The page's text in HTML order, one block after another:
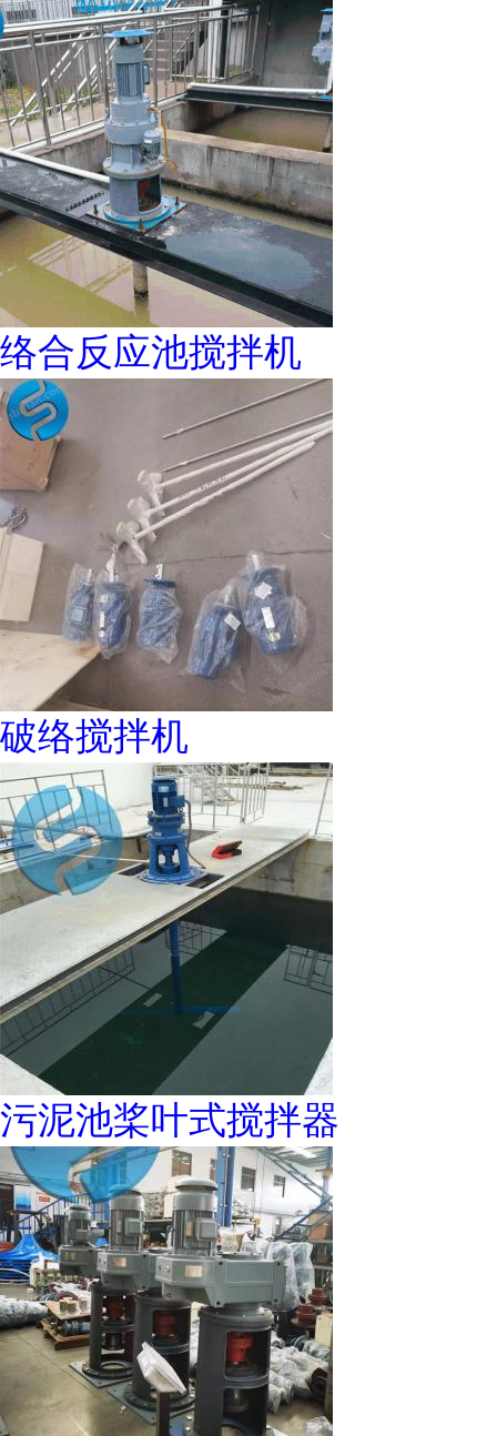
络合反应池搅拌机
破络搅拌机
污泥池桨叶式搅拌器